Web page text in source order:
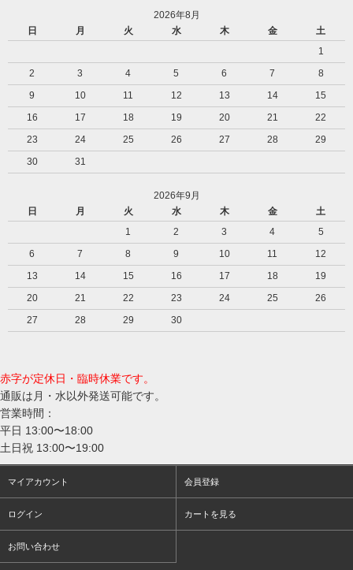
2026年8月
日
月 火 水 木 金
土
1
2
3 4 5 6 7
8
9
10 11 12 13 14
15
16
17 18 19 20 21
22
23
24 25 26 27 28
29
30
31
2026年9月
日
月 火 水 木 金
土
1
2 3 4
5
6
7 8 9 10 11
12
13
14 15 16 17 18
19
20
21 22 23 24 25
26
27
28 29 30
赤字が定休日・臨時休業です。
通販は月・水以外発送可能です。
営業時間：
平日 13:00〜18:00
土日祝 13:00〜19:00
マイアカウント 会員登録
ログイン カートを見る
お問い合わせ